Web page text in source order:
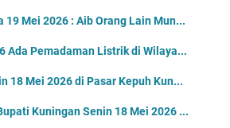
19 Mei 2026 : Aib Orang Lain Mun...
Ada Pemadaman Listrik di Wilaya...
18 Mei 2026 di Pasar Kepuh Kun...
Kuningan Senin 18 Mei 2026 ...